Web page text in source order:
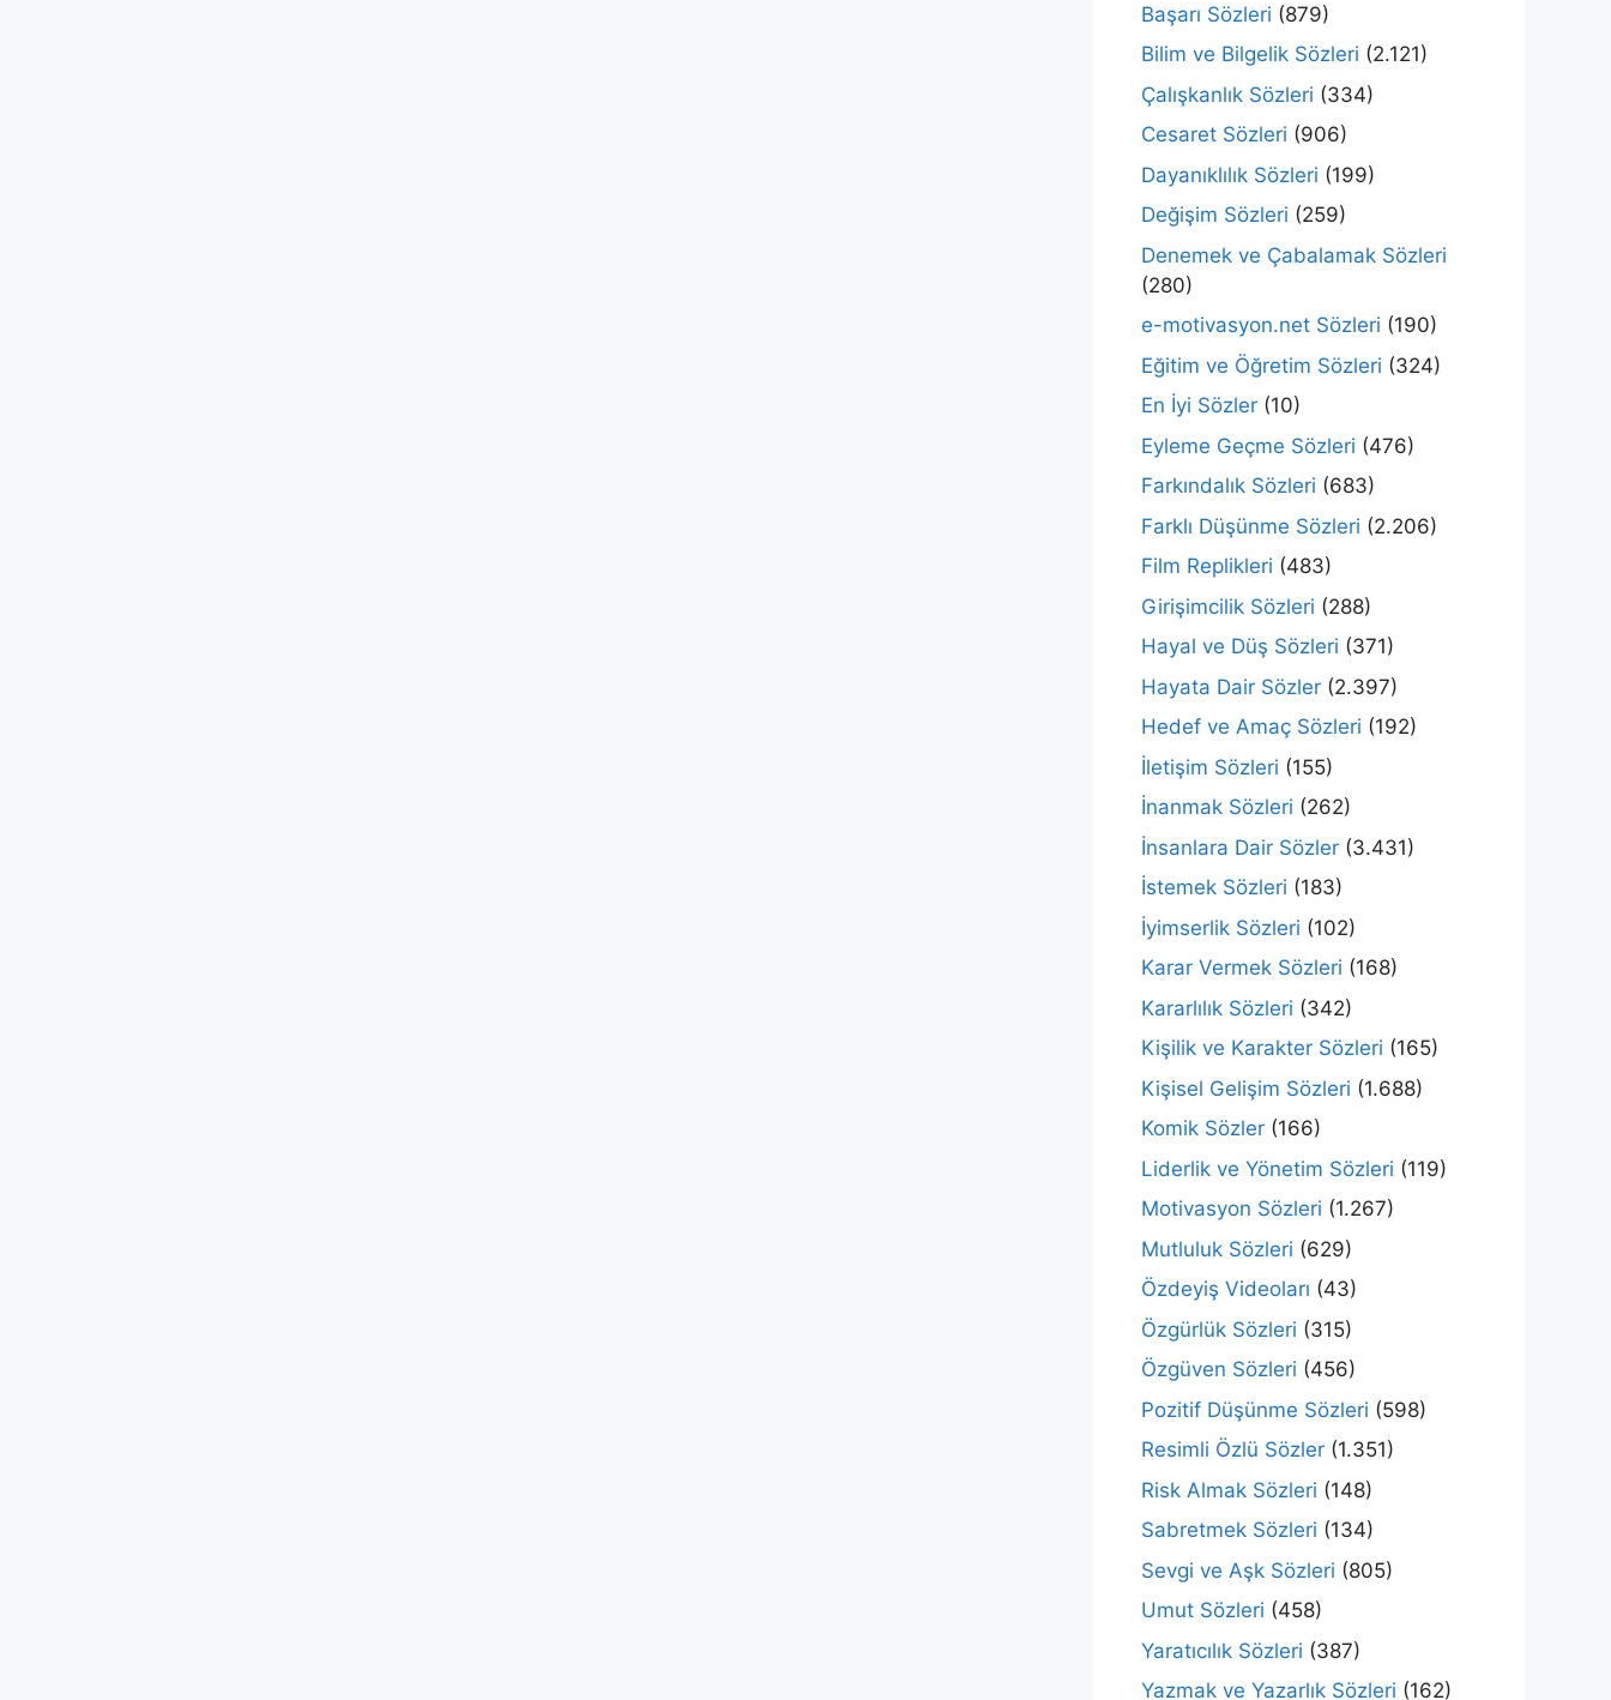
Başarı Sözleri (879)
Bilim ve Bilgelik Sözleri (2.121)
Çalışkanlık Sözleri (334)
Cesaret Sözleri (906)
Dayanıklılık Sözleri (199)
Değişim Sözleri (259)
Denemek ve Çabalamak Sözleri
(280)
e-motivasyon.net Sözleri (190)
Eğitim ve Öğretim Sözleri (324)
En İyi Sözler (10)
Eyleme Geçme Sözleri (476)
Farkındalık Sözleri (683)
Farklı Düşünme Sözleri (2.206)
Film Replikleri (483)
Girişimcilik Sözleri (288)
Hayal ve Düş Sözleri (371)
Hayata Dair Sözler (2.397)
Hedef ve Amaç Sözleri (192)
İletişim Sözleri (155)
İnanmak Sözleri (262)
İnsanlara Dair Sözler (3.431)
İstemek Sözleri (183)
İyimserlik Sözleri (102)
Karar Vermek Sözleri (168)
Kararlılık Sözleri (342)
Kişilik ve Karakter Sözleri (165)
Kişisel Gelişim Sözleri (1.688)
Komik Sözler (166)
Liderlik ve Yönetim Sözleri (119)
Motivasyon Sözleri (1.267)
Mutluluk Sözleri (629)
Özdeyiş Videoları (43)
Özgürlük Sözleri (315)
Özgüven Sözleri (456)
Pozitif Düşünme Sözleri (598)
Resimli Özlü Sözler (1.351)
Risk Almak Sözleri (148)
Sabretmek Sözleri (134)
Sevgi ve Aşk Sözleri (805)
Umut Sözleri (458)
Yaratıcılık Sözleri (387)
Yazmak ve Yazarlık Sözleri (162)